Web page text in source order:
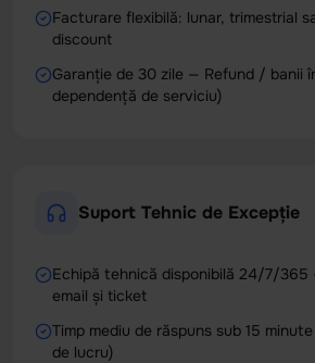
Facturare flexibilă: lunar, trimestrial
discount
Garanție de 30 zile — Refund / banii
dependență de serviciu)
Suport Tehnic de Excepție
Echipă tehnică disponibilă 24/7/
email și ticket
Timp mediu de răspuns sub 15
de lucru)